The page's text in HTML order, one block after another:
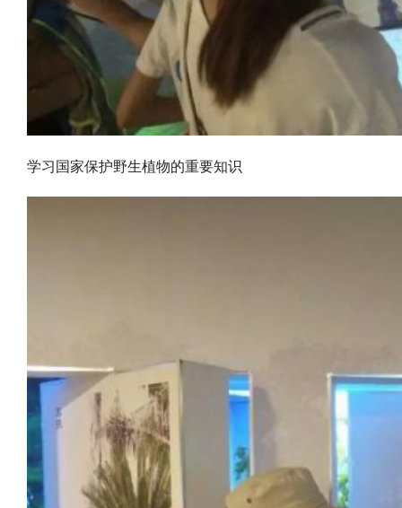
学习国家保护野生植物的重要知识